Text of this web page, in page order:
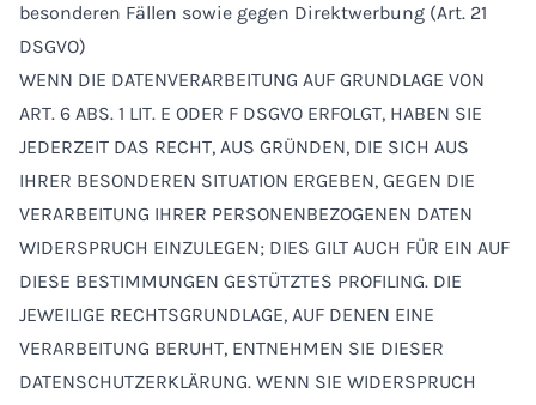
besonderen Fällen sowie gegen Direktwerbung (Art. 21
DSGVO)
WENN DIE DATENVERARBEITUNG AUF GRUNDLAGE VON
ART. 6 ABS. 1 LIT. E ODER F DSGVO ERFOLGT, HABEN SIE
JEDERZEIT DAS RECHT, AUS GRÜNDEN, DIE SICH AUS
IHRER BESONDEREN SITUATION ERGEBEN, GEGEN DIE
VERARBEITUNG IHRER PERSONENBEZOGENEN DATEN
WIDERSPRUCH EINZULEGEN; DIES GILT AUCH FÜR EIN AUF
DIESE BESTIMMUNGEN GESTÜTZTES PROFILING. DIE
JEWEILIGE RECHTSGRUNDLAGE, AUF DENEN EINE
VERARBEITUNG BERUHT, ENTNEHMEN SIE DIESER
DATENSCHUTZERKLÄRUNG. WENN SIE WIDERSPRUCH